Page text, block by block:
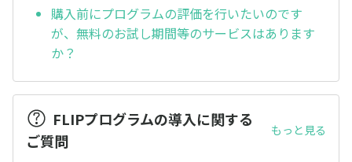
購入前にプログラムの評価を行いたいのです
が、無料のお試し期間等のサービスはあります
か？
FLIPプログラムの導入に関する
ご質問
もっと見る